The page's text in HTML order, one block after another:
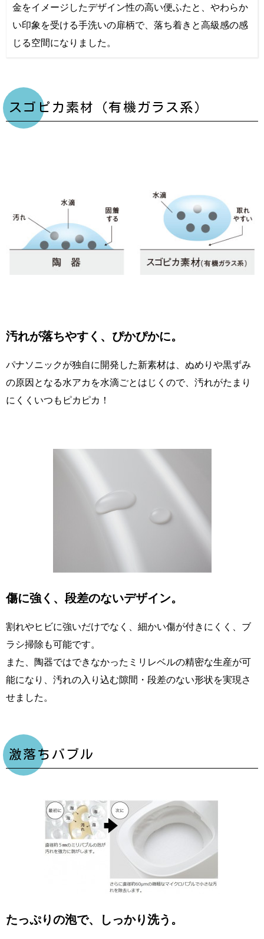
金をイメージしたデザイン性の高い便ふたと、やわらか
い印象を受ける手洗いの扉柄で、落ち着きと高級感の感
じる空間になりました。
スゴピカ素材（有機ガラス系）
汚れが落ちやすく、ぴかぴかに。
パナソニックが独自に開発した新素材は、ぬめりや黒ずみ
の原因となる水アカを水滴ごとはじくので、汚れがたまり
にくくいつもピカピカ！
傷に強く、段差のないデザイン。
割れやヒビに強いだけでなく、細かい傷が付きにくく、ブ
ラシ掃除も可能です。
また、陶器ではできなかったミリレベルの精密な生産が可
能になり、汚れの入り込む隙間・段差のない形状を実現さ
せました。
激落ちバブル
たっぷりの泡で、しっかり洗う。